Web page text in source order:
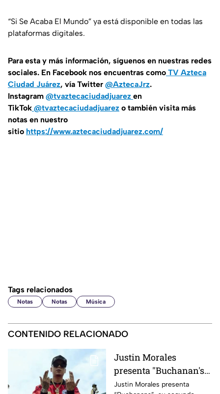
“Si Se Acaba El Mundo” ya está disponible en todas las
plataformas digitales.
Para esta y más información, síguenos en nuestras redes
sociales. En Facebook nos encuentras como TV Azteca
Ciudad Juárez, vía Twitter @AztecaJrz.
Instagram @tvaztecaciudadjuarez en
TikTok @tvaztecaciudadjuarez o también visita más
notas en nuestro
sitio https://www.aztecaciudadjuarez.com/
Tags relacionados
Notas Notas Música
CONTENIDO RELACIONADO
Justin Morales
presenta "Buchanan's",
el corrido que sus fans
Justin Morales presenta